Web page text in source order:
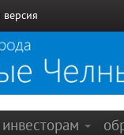
инвесторам